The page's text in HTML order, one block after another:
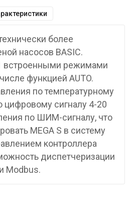
более
насосов BASIC.
встроенными режимами
функцией AUTO.
по температурному
цифровому сигналу 4-20
по ШИМ-сигналу, что
MEGA S в систему
контроллера
диспетчеризации
Modbus.